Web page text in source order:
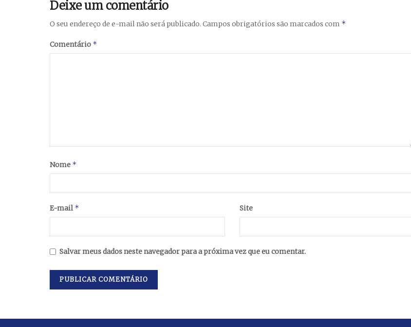
Deixe um comentário
O seu endereço de e-mail não será publicado. Campos obrigatórios são marcados com *
Comentário *
Nome *
E-mail * Site
Salvar meus dados neste navegador para a próxima vez que eu comentar.